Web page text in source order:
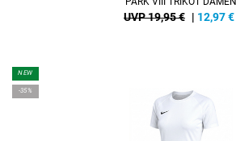
UVP 19,95 € | 12,97€
NEW
-35%